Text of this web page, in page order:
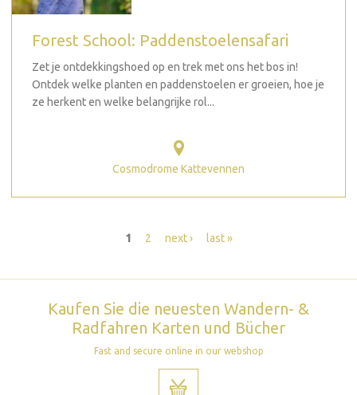
Forest School: Paddenstoelensafari
Zet je ontdekkingshoed op en trek met ons het bos in!
Ontdek welke planten en paddenstoelen er groeien, hoe je
ze herkent en welke belangrijke rol...
Cosmodrome Kattevennen
1 2 next › last »
Kaufen Sie die neuesten Wandern- &
Radfahren Karten und Bücher
Fast and secure online in our webshop